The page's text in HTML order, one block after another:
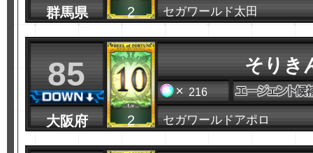
群馬県 2 セガワールド太田
85
大阪府 2
そりき
216
セガワールドアポロ